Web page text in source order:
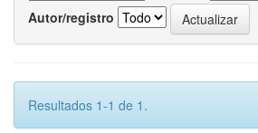
Autor/registro
Resultados 1-1 de 1.